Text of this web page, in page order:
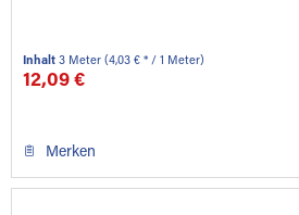
Inhalt3 Meter(4,03 € * / 1 Meter)
12,09 €
Merken